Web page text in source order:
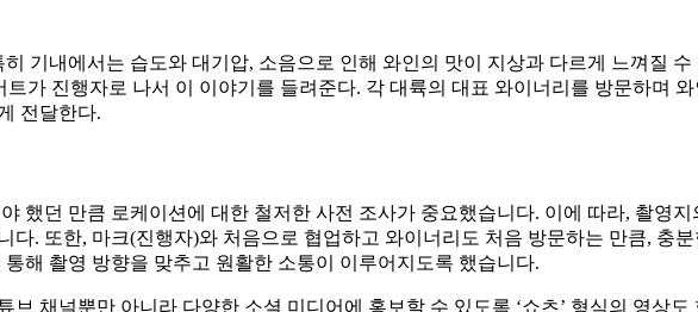
기내에서는 습도와 대기압, 소음으로 인해 와인의 맛이 지상과 다르게 느껴질
트가 진행자로 나서 이 이야기를 들려준다. 각 대륙의 대표 와이너리를 방문하며
전달한다.
했던 만큼 로케이션에 대한 철저한 사전 조사가 중요했습니다. 이에 따라, 촬영
다. 또한, 마크(진행자)와 처음으로 협업하고 와이너리도 처음 방문하는 만큼, 충
해 촬영 방향을 맞추고 원활한 소통이 이루어지도록 했습니다.
브 채널뿐만 아니라 다양한 소셜 미디어에 홍보할 수 있도록 ‘쇼츠’ 형식의 영상